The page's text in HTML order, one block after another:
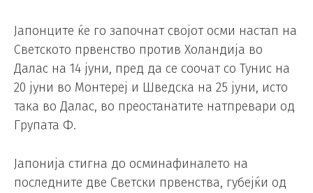
Јапонците ќе го започнат својот осми настап на
Светското првенство против Холандија во
Далас на 14 јуни, пред да се соочат со Тунис на
20 јуни во Монтереј и Шведска на 25 јуни, исто
така во Далас, во преостанатите натпревари од
Групата Ф.
Јапонија стигна до осминафиналето на
последните две Светски првенства, губејќи од